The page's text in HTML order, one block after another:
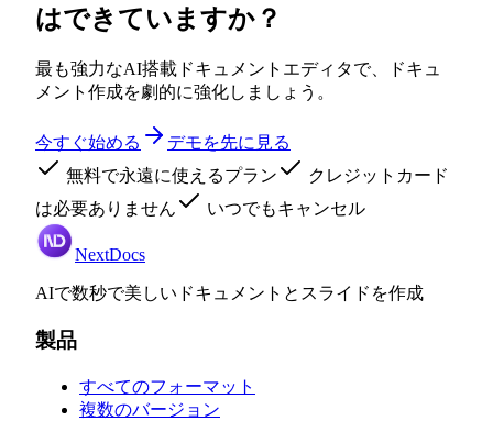
はできていますか？
最も強力なAI搭載ドキュメントエディタで、ドキュ
メント作成を劇的に強化しましょう。
今すぐ始める
デモを先に見る
無料で永遠に使えるプラン
クレジットカード
は必要ありません
いつでもキャンセル
NextDocs
AIで数秒で美しいドキュメントとスライドを作成
製品
すべてのフォーマット
複数のバージョン